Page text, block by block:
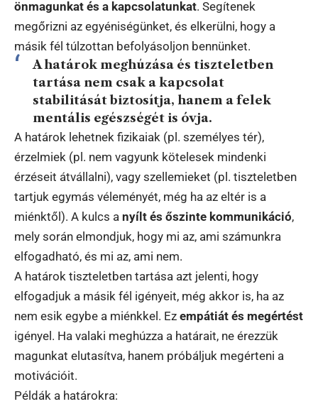
önmagunkat és a kapcsolatunkat. Segítenek
megőrizni az egyéniségünket, és elkerülni, hogy a
másik fél túlzottan befolyásoljon bennünket.
A határok meghúzása és tiszteletben
tartása nem csak a kapcsolat
stabilitását biztosítja, hanem a felek
mentális egészségét is óvja.
A határok lehetnek fizikaiak (pl. személyes tér),
érzelmiek (pl. nem vagyunk kötelesek mindenki
érzéseit átvállalni), vagy szellemieket (pl. tiszteletben
tartjuk egymás véleményét, még ha az eltér is a
miénktől). A kulcs a nyílt és őszinte kommunikáció,
mely során elmondjuk, hogy mi az, ami számunkra
elfogadható, és mi az, ami nem.
A határok tiszteletben tartása azt jelenti, hogy
elfogadjuk a másik fél igényeit, még akkor is, ha az
nem esik egybe a miénkkel. Ez empátiát és megértést
igényel. Ha valaki meghúzza a határait, ne érezzük
magunkat elutasítva, hanem próbáljuk megérteni a
motivációit.
Példák a határokra: